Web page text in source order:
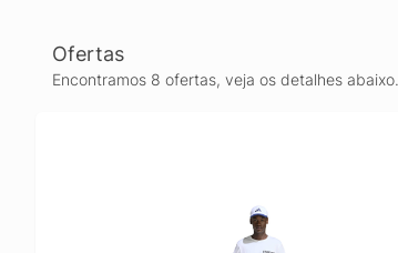
Ofertas
Encontramos 8 ofertas, veja os detalhes abaixo.